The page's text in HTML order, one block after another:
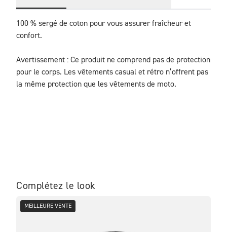
100 % sergé de coton pour vous assurer fraîcheur et
confort.
Avertissement : Ce produit ne comprend pas de protection
pour le corps. Les vêtements casual et rétro n’offrent pas
la même protection que les vêtements de moto.
Complétez le look
MEILLEURE VENTE